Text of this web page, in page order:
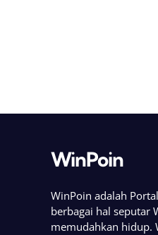
WinPoin
WinPoin adalah
berbagai hal seputar
memudahkan hidup.